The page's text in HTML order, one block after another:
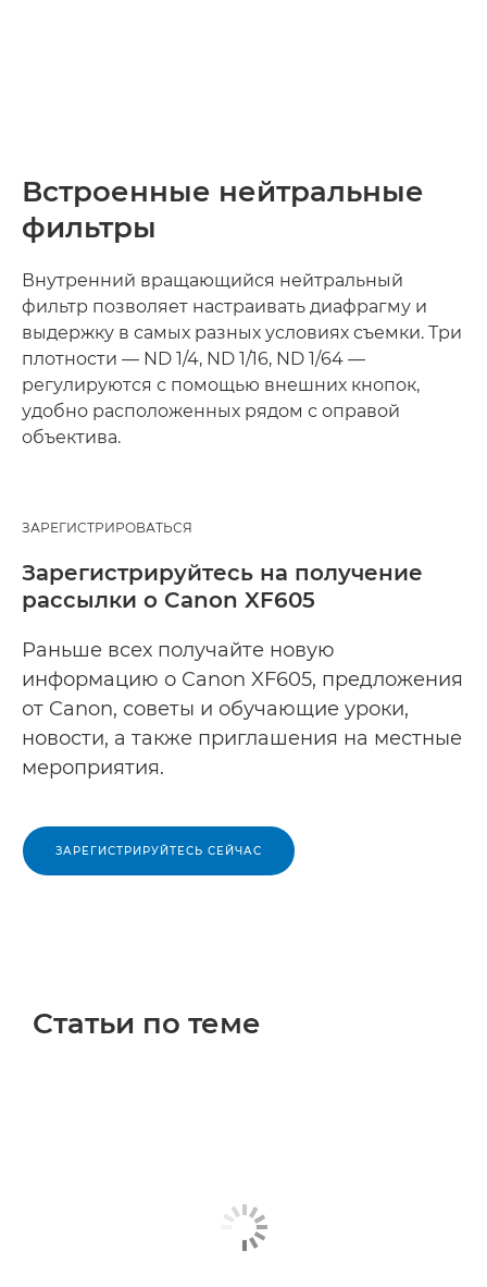
Встроенные нейтральные
фильтры
Внутренний вращающийся нейтральный
фильтр позволяет настраивать диафрагму и
выдержку в самых разных условиях съемки. Три
плотности — ND 1/4, ND 1/16, ND 1/64 —
регулируются с помощью внешних кнопок,
удобно расположенных рядом с оправой
объектива.
ЗАРЕГИСТРИРОВАТЬСЯ
Зарегистрируйтесь на получение
рассылки о Canon XF605
Раньше всех получайте новую
информацию о Canon XF605, предложения
от Canon, советы и обучающие уроки,
новости, а также приглашения на местные
мероприятия.
ЗАРЕГИСТРИРУЙТЕСЬ СЕЙЧАС
Статьи по теме